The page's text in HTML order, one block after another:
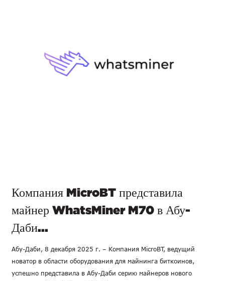
Компания MicroBT представила
майнер WhatsMiner M70 в Абу-
Даби...
Абу-Даби, 8 декабря 2025 г. – Компания MicroBT, ведущий
новатор в области оборудования для майнинга биткоинов,
успешно представила в Абу-Даби серию майнеров нового